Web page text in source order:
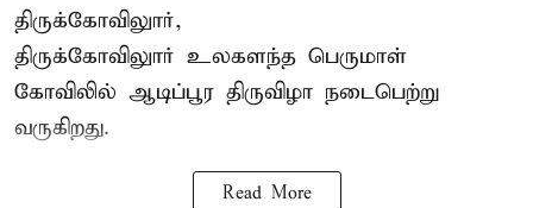
திருக்கோவிலுார்,
திருக்கோவிலுார் உலகளந்த பெருமாள்
கோவிலில் ஆடிப்பூர திருவிழா நடைபெற்று
வருகிறது.
Read More